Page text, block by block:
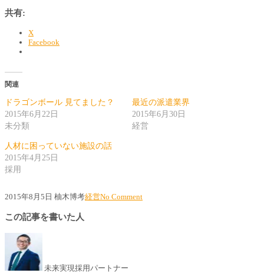
共有:
X
Facebook
関連
ドラゴンボール 見てました？
2015年6月22日
未分類
最近の派遣業界
2015年6月30日
経営
人材に困っていない施設の話
2015年4月25日
採用
2015年8月5日 柚木博考経営No Comment
この記事を書いた人
未来実現採用パートナー